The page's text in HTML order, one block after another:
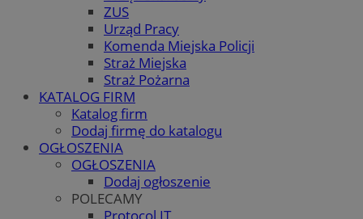
ZUS
Urząd Pracy
Komenda Miejska Policji
Straż Miejska
Straż Pożarna
KATALOG FIRM
Katalog firm
Dodaj firmę do katalogu
OGŁOSZENIA
OGŁOSZENIA
Dodaj ogłoszenie
POLECAMY